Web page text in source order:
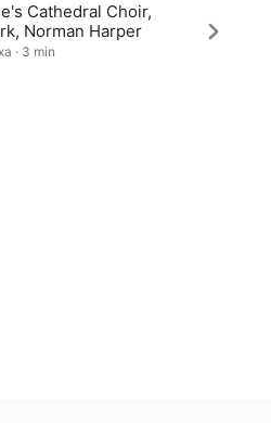
Cathedral Choir,
Norman Harper
· 3 min